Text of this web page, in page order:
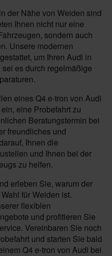
der Nähe von Weiden sind
Ihnen nicht nur eine
sondern auch
Unsere modernen
um Ihren Audi in
es durch regelmäßige
eines Q4 e-tron von Audi
eine Probefahrt zu
Beratungstermin bei
freundliches und
Ihnen die
und Ihnen bei der
zu helfen.
erleben Sie, warum der
für Weiden ist.
flexiblen
und profitieren Sie
Vereinbaren Sie noch
und starten Sie bald
Q4 e-tron von Audi bei